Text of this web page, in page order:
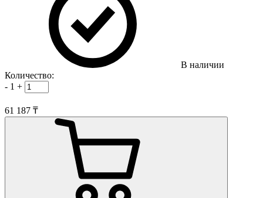
В наличии
Количество:
- 1 +
61 187 ₸